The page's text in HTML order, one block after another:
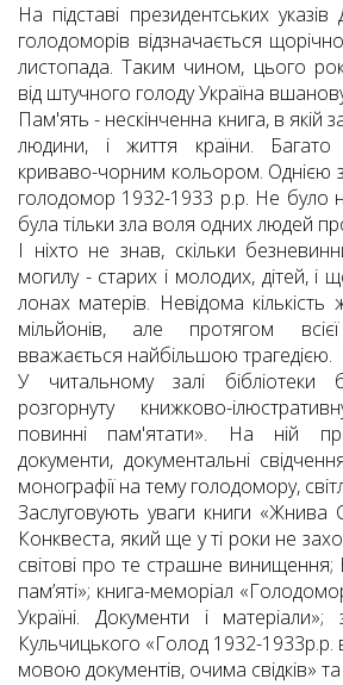
На підставі президентських
голодоморів відзначається
листопада. Таким чином, цього
від штучного голоду Україна
Пам'ять - нескінченна книга, в якій
людини, і життя країни. Багато
криваво-чорним кольором. Однією з
голодомор 1932-1933 р.р. Не було
була тільки зла воля одних людей
І ніхто не знав, скільки
могилу - старих і молодих, дітей, і
лонах матерів. Невідома
мільйонів, але протягом
вважається найбільшою трагедією.
У читальному залі бібліотеки
розгорнуту книжково-
повинні пам'ятати». На ній
документи, документальні
монографії на тему голодомору,
Заслуговують уваги книги «Жнива
Конквеста, який ще у ті роки не
світові про те страшне винищення;
пам’яті»; книга-меморіал
Україні. Документи і матеріали»;
Кульчицького «Голод 1932-1933р.р.
мовою документів, очима свідків» та